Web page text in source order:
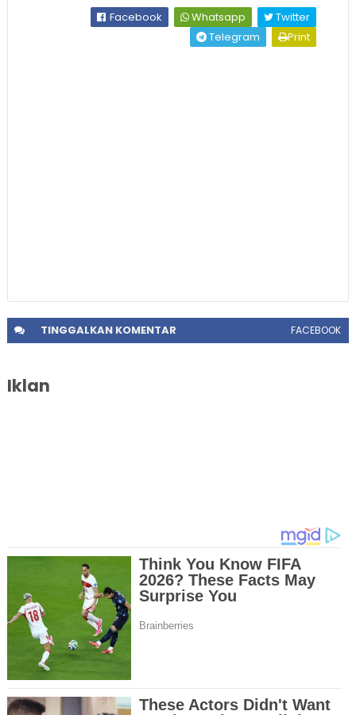
Facebook Whatsapp
Twitter
Telegram
Print
TINGGALKANKOMENTAR FACEBOOK
Iklan